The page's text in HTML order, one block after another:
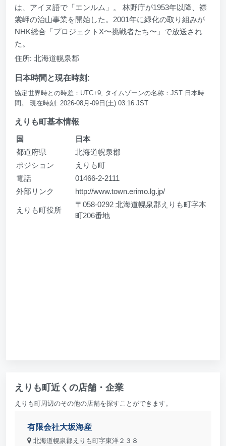
は、アイヌ語で「エンルム」。 林野庁が1953年以降、襟
裳岬の治山事業を開始した。2001年に緑化の取り組みが
NHK総合「プロジェクトX〜挑戦者たち〜」で放送され
た。
住所: 北海道幌泉郡
日本時間と現在時刻:
協定世界時との時差：UTC+9; タイムゾーンの名称：JST 日本時
間。 現在時刻: 2026-08月-09日(土) 03:16 JST
えりも町基本情報
国
日本
都道府県
北海道幌泉郡
ポジション
えりも町
電話
01466-2-2111
外部リンク
http://www.town.erimo.lg.jp/
えりも町役所
〒058-0292 北海道幌泉郡えりも町字本
町206番地
えりも町近くの店舗・企業
えりも町周辺のその他の店舗を探すことができます。
有限会社大坂海産
北海道幌泉郡えりも町字東洋２３８